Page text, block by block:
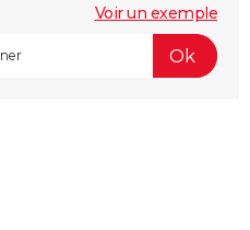
Voir un exemple